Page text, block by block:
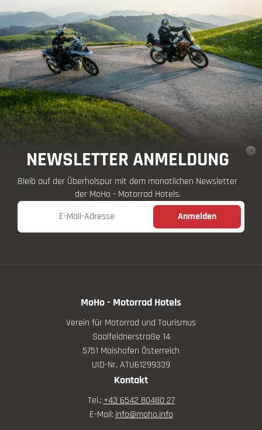
NEWSLETTER ANMELDUNG
Bleib auf der Überholspur mit dem monatlichen Newsletter
der MoHo - Motorrad Hotels.
E-Mail-Adresse
Anmelden
MoHo - Motorrad Hotels
Verein für Motorrad und Tourismus
Saalfeldnerstraße 14
5751 Maishofen Österreich
UID-Nr. ATU61299339
Kontakt
Tel.: +43 6542 80480 27
E-Mail: info@moho.info